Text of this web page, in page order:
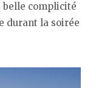
belle complicité
durant la soirée